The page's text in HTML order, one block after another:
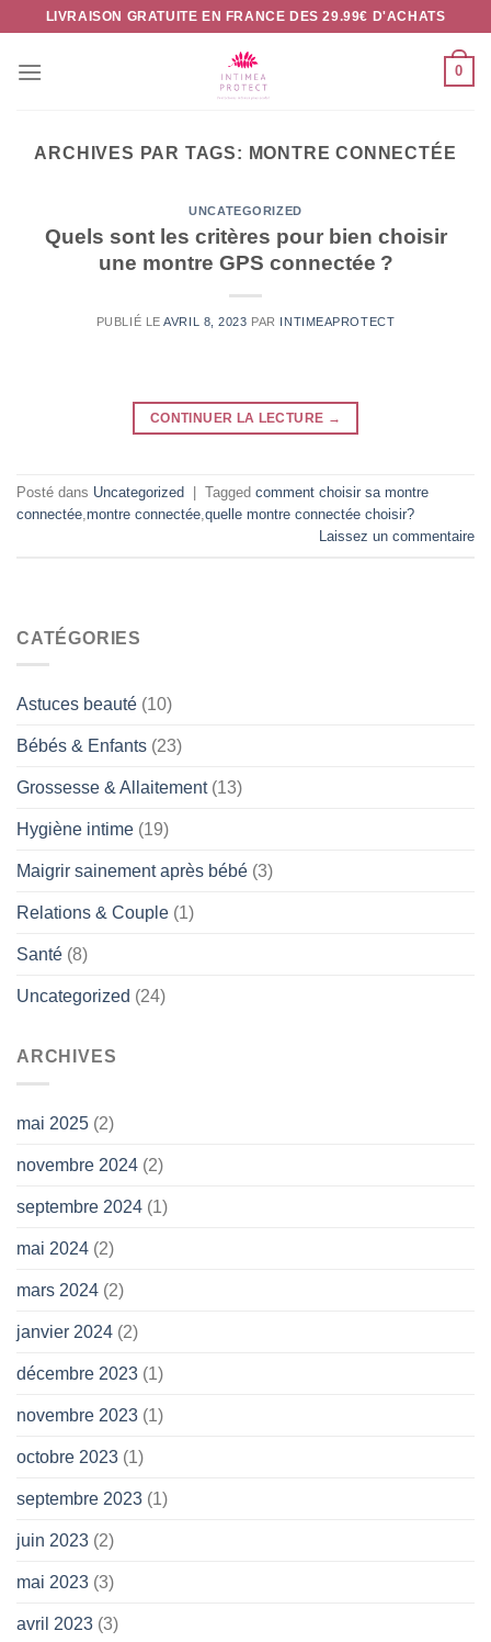
Passer
contenu
LIVRAISON GRATUITE EN FRANCE DES 29.99€ D'ACHATS
0
ARCHIVES PAR TAGS: MONTRE CONNECTÉE
UNCATEGORIZED
Quels sont les critères pour bien choisir
une montre GPS connectée ?
PUBLIÉ LEAVRIL 8, 2023 PAR INTIMEAPROTECT
CONTINUER LA LECTURE →
Posté dans Uncategorized Tagged comment choisir sa montre
connectée montre connectée quelle montre connectée choisir?
Laissez un commentaire
CATÉGORIES
Astuces beauté (10)
Bébés & Enfants (23)
Grossesse & Allaitement(13)
Hygiène intime (19)
Maigrir sainement après bébé (3)
Relations & Couple (1)
Santé (8)
Uncategorized (24)
ARCHIVES
mai 2025 (2)
novembre 2024 (2)
septembre 2024 (1)
mai 2024 (2)
mars 2024 (2)
janvier 2024 (2)
décembre 2023 (1)
novembre 2023 (1)
octobre 2023 (1)
septembre 2023 (1)
juin 2023 (2)
mai 2023 (3)
avril 2023 (3)